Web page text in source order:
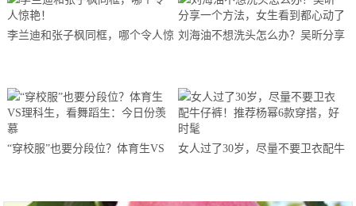
李兰迪和张子枫同框，哪个令人惊 刘海油不想洗头怎么办？吴昕分享
“穿校服”也要分段位？体育生VS
女人过了30岁，尽量不要卫衣配牛